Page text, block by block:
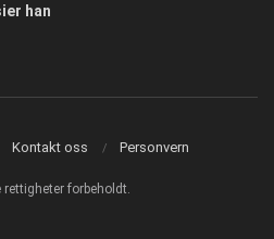
han
Kontakt oss Personvern
rettigheter forbeholdt.